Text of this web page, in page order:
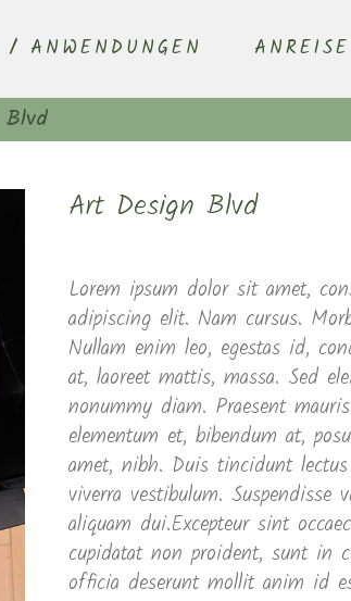
/ ANWENDUNGEN ANREISE
Art Design Blvd
Lorem ipsum dolor sit amet,
adipiscing elit. Nam cursus.
Nullam enim leo, egestas id,
at, laoreet mattis, massa. Sed
nonummy diam. Praesent
elementum et, bibendum at,
amet, nibh. Duis tincidunt
viverra vestibulum. Suspendisse
aliquam dui.Excepteur sint
cupidatat non proident, sunt in
officia deserunt mollit anim id